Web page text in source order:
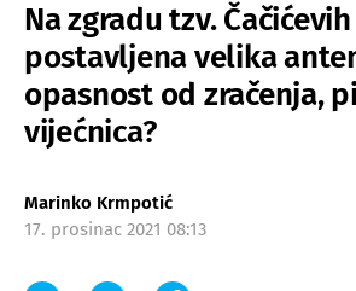
Na zgradu tzv.
postavljena velika
opasnost od zračenja,
vijećnica?
Marinko Krmpotić
17. prosinac 2021 08:13